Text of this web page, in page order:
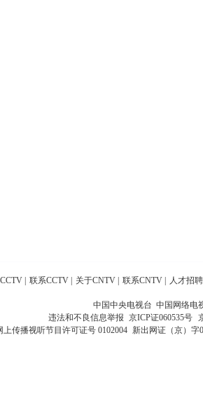
联系CCTV 关于CNTV 联系CNTV 人才招聘
中国中央电视台 中国网络电
违法和不良信息举报 京ICP证060535号
上传播视听节目许可证号 0102004 新出网证（京）